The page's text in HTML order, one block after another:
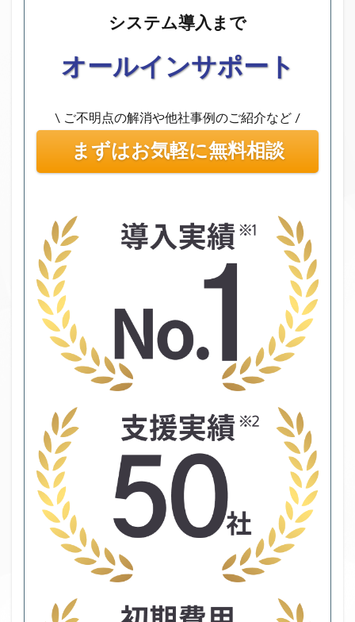
システム導入まで
オールインサポート
\ ご不明点の解消や他社事例のご紹介など /
まずはお気軽に無料相談